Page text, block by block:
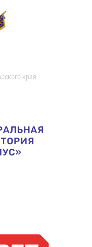
края